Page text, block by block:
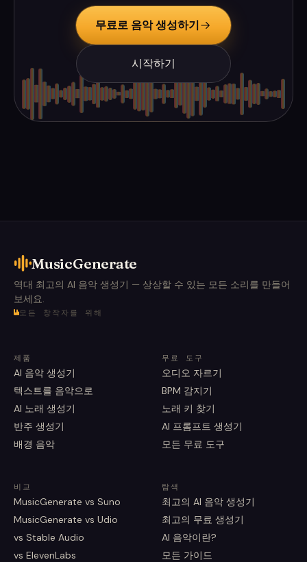
무료로 음악 생성하기
시작하기
MusicGenerate
역대 최고의 AI 음악 생성기 — 상상할 수 있는 모든 소리를 만들어
보세요.
모든 창작자를 위해
제품
AI 음악 생성기
텍스트를 음악으로
AI 노래 생성기
반주 생성기
배경 음악
무료 도구
오디오 자르기
BPM 감지기
노래 키 찾기
AI 프롬프트 생성기
모든 무료 도구
비교
MusicGenerate vs Suno
MusicGenerate vs Udio
vs Stable Audio
vs ElevenLabs
탐색
최고의 AI 음악 생성기
최고의 무료 생성기
AI 음악이란?
모든 가이드